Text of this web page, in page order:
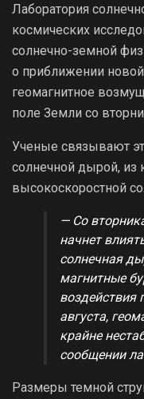
Лаборатория
космических
солнечно-земной
о приближении
геомагнитное
поле Земли со
Ученые связывают
солнечной дырой, из
высокоскоростной
— Со
начнет
солнечная
магнитные
воздействия
августа,
крайне
сообщении
Размеры темной